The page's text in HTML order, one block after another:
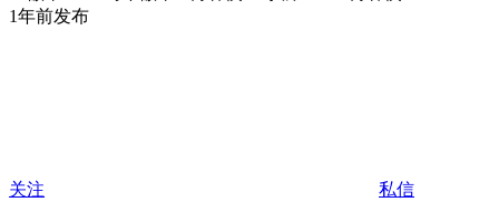
1年前发布
关注 私信